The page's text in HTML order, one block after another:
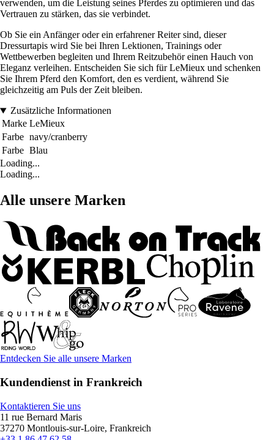
verwenden, um die Leistung seines Pferdes zu optimieren und das
Vertrauen zu stärken, das sie verbindet.
Ob Sie ein Anfänger oder ein erfahrener Reiter sind, dieser
Dressurtapis wird Sie bei Ihren Lektionen, Trainings oder
Wettbewerben begleiten und Ihrem Reitzubehör einen Hauch von
Eleganz verleihen. Entscheiden Sie sich für LeMieux und schenken
Sie Ihrem Pferd den Komfort, den es verdient, während Sie
gleichzeitig am Puls der Zeit bleiben.
Zusätzliche Informationen
Marke LeMieux
Farbe navy/cranberry
Farbe Blau
Loading...
Loading...
Alle unsere Marken
Entdecken Sie alle unsere Marken
Kundendienst in Frankreich
Kontaktieren Sie uns
11 rue Bernard Maris
37270 Montlouis-sur-Loire, Frankreich